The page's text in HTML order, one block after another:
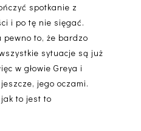
spotkanie z
i po tę nie sięgać.
to, że bardzo
sytuacje są już
w głowie Greya i
jego oczami.
to jest to